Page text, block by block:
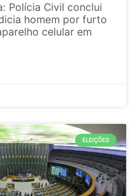
Polícia Civil conclui
homem por furto
celular em
ELEIÇÕES